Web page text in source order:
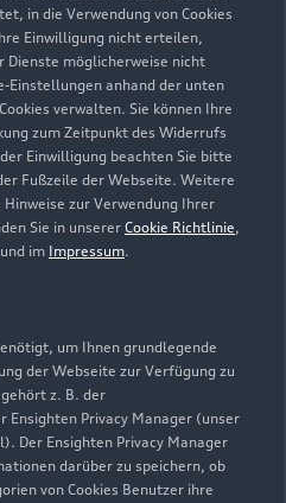
in die Verwendung von Cookies
Einwilligung nicht erteilen,
Dienste möglicherweise nicht
Einstellungen anhand der unten
verwalten. Sie können Ihre
zum Zeitpunkt des Widerrufs
Einwilligung beachten Sie bitte
Fußzeile der Webseite. Weitere
zur Verwendung Ihrer
Sie in unserer Cookie Richtlinie,
und im Impressum.
um Ihnen grundlegende
der Webseite zur Verfügung zu
z. B. der
Ensighten Privacy Manager (unser
Der Ensighten Privacy Manager
darüber zu speichern, ob
von Cookies Benutzer ihre
amMontag 08:00
am Montag 07:00
Zurück nach oben